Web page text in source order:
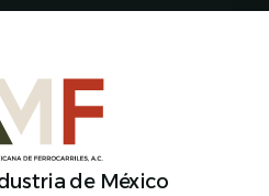
de México